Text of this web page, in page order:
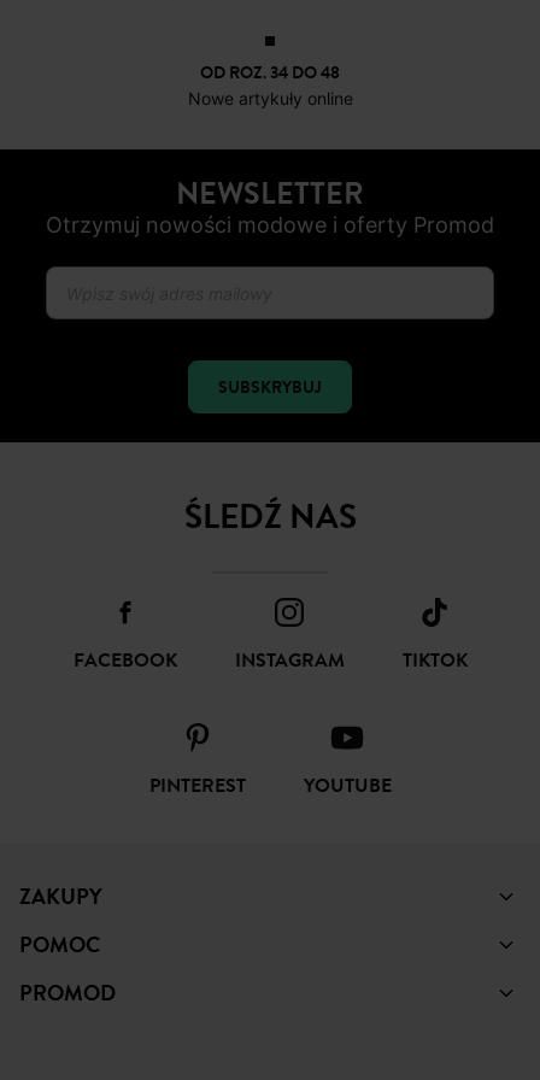
OD ROZ. 34 DO 48
Nowe artykuły online
NEWSLETTER
Otrzymuj nowości modowe i oferty Promod
SUBSKRYBUJ
ŚLEDŹ NAS
FACEBOOK INSTAGRAM TIKTOK
PINTEREST YOUTUBE
ZAKUPY
POMOC
PROMOD